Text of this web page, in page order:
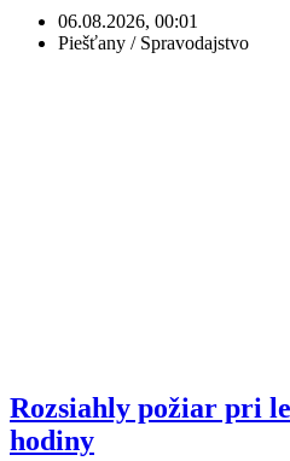
06.08.2026, 00:01
Piešťany / Spravodajstvo
Rozsiahly požiar pri
hodiny